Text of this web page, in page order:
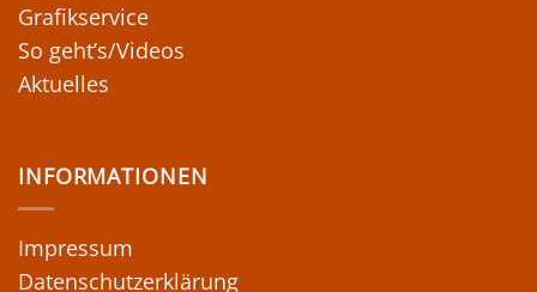
Grafikservice
So geht’s/Videos
Aktuelles
INFORMATIONEN
Impressum
Datenschutzerklärung